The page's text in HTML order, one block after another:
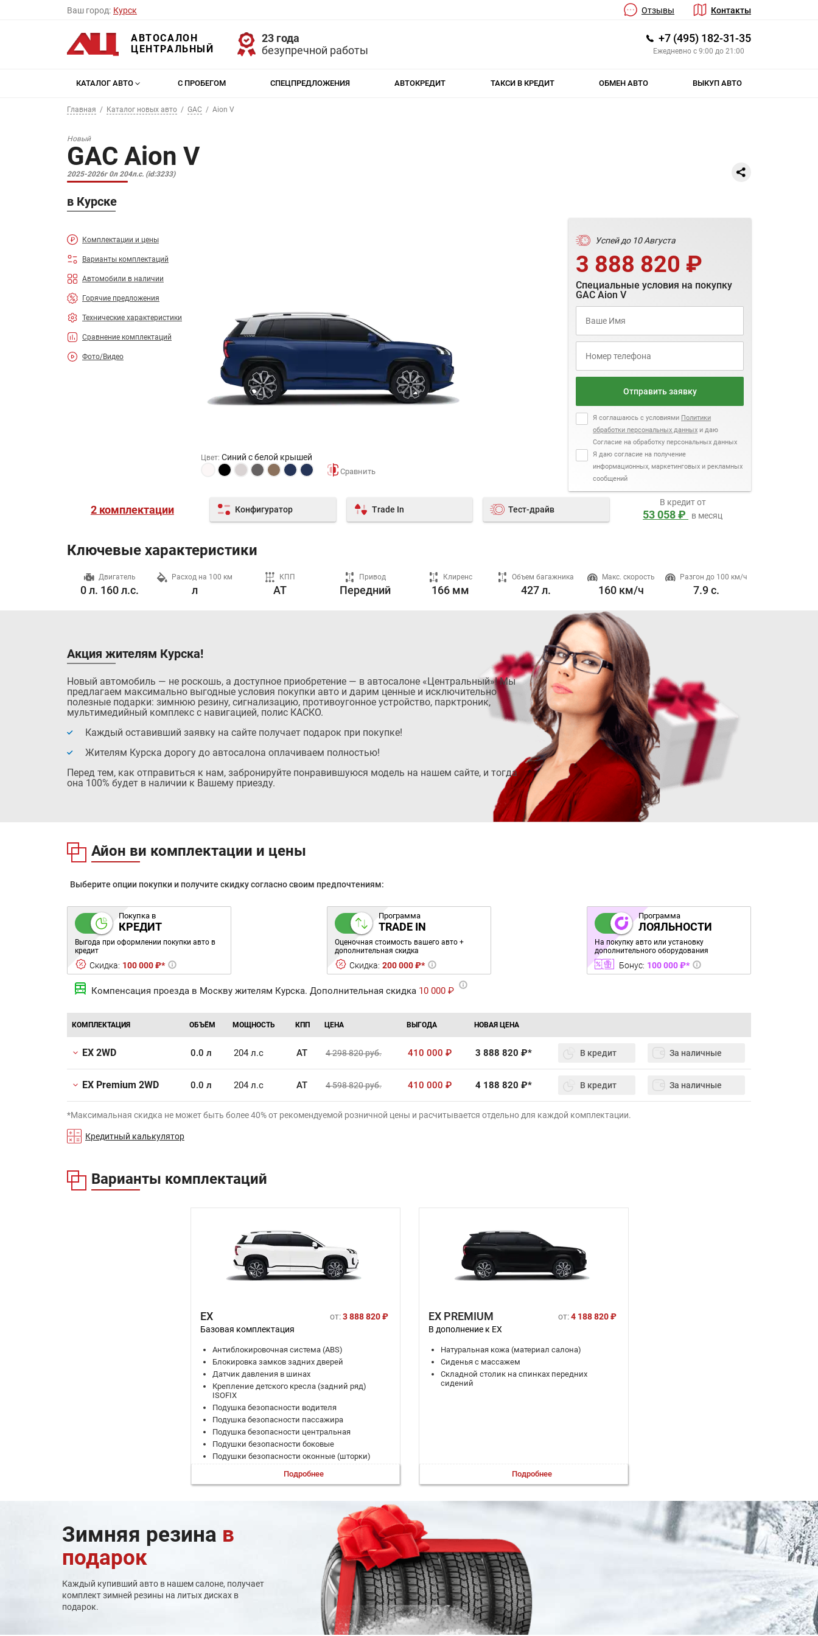
Ваш город: Курск Отзывы Контакты
АВТОСАЛОН
ЦЕНТРАЛЬНЫЙ
23 года
безупречной работы
+7 (495) 182-31-35
Ежедневно с 9:00 до 21:00
КАТАЛОГ АВТО С ПРОБЕГОМ СПЕЦПРЕДЛОЖЕНИЯ АВТОКРЕДИТ ТАКСИ В КРЕДИТ ОБМЕН АВТО ВЫКУП АВТО
Главная Каталог новых авто GAC Aion V
Новый
GAC Aion V
2025-2026г 0л 204л.с. (id:3233)
в Курске
Комплектации и цены
Варианты комплектаций
Автомобили в наличии
Горячие предложения
Технические характеристики
Сравнение комплектаций
Фото/Видео
Цвет: Синий с белой крышей
Успей до 10 Августа
3 888 820 ₽
Специальные условия на покупку
GAC Aion V
Отправить заявку
Я соглашаюсь с условиями Политики
обработки персональных данных и даю
Согласие на обработку персональных данных
Я даю согласие на получение
информационных, маркетинговых и рекламных
сообщений
2 комплектации Конфигуратор Trade In Тест-драйв
В кредит от
53 058 ₽ в месяц
Ключевые характеристики
Двигатель
0 л. 160 л.с.
Расход на 100 км
л
КПП
AT
Привод
Передний
Клиренс
166 мм
Объем багажника
427 л.
Макс. скорость
160 км/ч
Разгон до 100 км/ч
7.9 с.
Акция жителям Курска!
Новый автомобиль — не роскошь, а доступное приобретение — в автосалоне «Центральный»! Мы
предлагаем максимально выгодные условия покупки авто и дарим ценные и исключительно
полезные подарки: зимнюю резину, сигнализацию, противоугонное устройство, парктроник,
мультимедийный комплекс с навигацией, полис КАСКО.
Каждый оставивший заявку на сайте получает подарок при покупке!
Жителям Курска дорогу до автосалона оплачиваем полностью!
Перед тем, как отправиться к нам, забронируйте понравившуюся модель на нашем сайте, и тогда
она 100% будет в наличии к Вашему приезду.
Айон ви комплектации и цены
Выберите опции покупки и получите скидку согласно своим предпочтениям:
Покупка в
КРЕДИТ
Выгода при оформлении покупки авто в
кредит
Скидка: 100 000 ₽*
Программа
TRADE IN
Оценочная стоимость вашего авто +
дополнительная скидка
Скидка: 200 000 ₽*
Программа
ЛОЯЛЬНОСТИ
На покупку авто или установку
дополнительного оборудования
Бонус: 100 000 ₽*
Компенсация проезда в Москву жителям Курска. Дополнительная скидка 10 000 ₽
КОМПЛЕКТАЦИЯ ОБЪЁМ МОЩНОСТЬ КПП ЦЕНА ВЫГОДА НОВАЯ ЦЕНА
EX 2WD 0.0 л 204 л.с AT 4 298 820руб. 410 000 ₽ 3 888 820 ₽* В кредит За наличные
EX Premium 2WD 0.0 л 204 л.с AT 4 598 820руб. 410 000 ₽ 4 188 820 ₽* В кредит За наличные
*Максимальная скидка не может быть более 40% от рекомендуемой розничной цены и расчитывается отдельно для каждой комплектации.
Кредитный калькулятор
Варианты комплектаций
EX от:3 888 820 ₽
Базовая комплектация
Антиблокировочная система (ABS)
Блокировка замков задних дверей
Датчик давления в шинах
Крепление детского кресла (задний ряд)
ISOFIX
Подушка безопасности водителя
Подушка безопасности пассажира
Подушка безопасности центральная
Подушки безопасности боковые
Подушки безопасности оконные (шторки)
Система контроля слепых зон
Система помощи при выезде с парковки
Система помощи при спуске
Система помощи при старте в гору (HSA)
Система помощи при торможении (BAS; EBD)
Система предупреждения о выезде из полосы
Система предупреждения о столкновении
ЭРА-ГЛОНАСС
Адаптивный круиз-контроль
Подробнее
EX PREMIUM от:4 188 820 ₽
В дополнение к EX
Натуральная кожа (материал салона)
Сиденья с массажем
Складной столик на спинках передних
сидений
Подробнее
Зимняя резина в
подарок
Каждый купивший авто в нашем салоне, получает
комплект зимней резины на литых дисках в
подарок.